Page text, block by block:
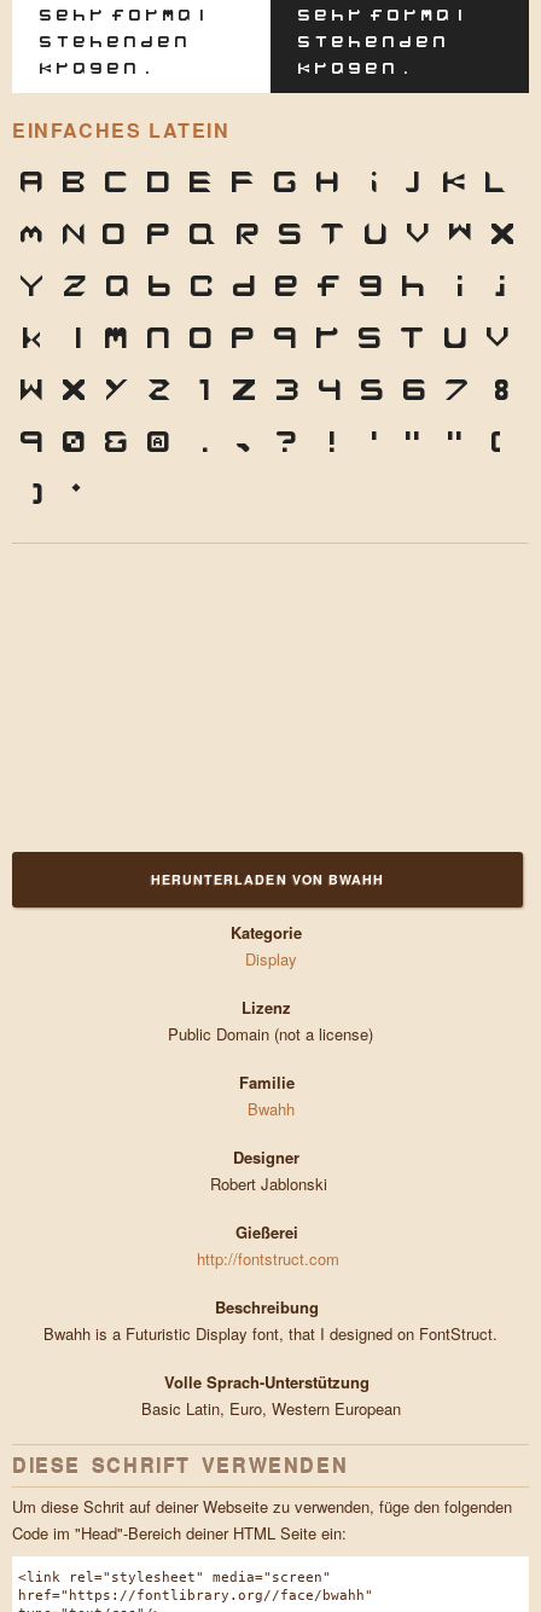
sehr formal
stehenden
Kragen.
sehr formal
stehenden
Kragen.
EINFACHES LATEIN
A B C D E F G H I J K L
M N O P Q R S T U V W X
Y Z a b c d e f g h i
j
k
l m n o p q r s t u v
w x y z 1 2 3 4 5 6 7
8
9 0 & @ . , ? ! ' " "
(
)
*
HERUNTERLADEN VON BWAHH
Kategorie
Display
Lizenz
Public Domain (not a license)
Familie
Bwahh
Designer
Robert Jablonski
Gießerei
http://fontstruct.com
Beschreibung
Bwahh is a Futuristic Display font, that I designed on FontStruct.
Volle Sprach-Unterstützung
Basic Latin, Euro, Western European
DIESE SCHRIFT VERWENDEN
Um diese Schrit auf deiner Webseite zu verwenden, füge den folgenden
Code im "Head"-Bereich deiner HTML Seite ein:
<link rel="stylesheet" media="screen"
href="https://fontlibrary.org//face/bwahh"